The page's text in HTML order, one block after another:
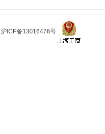
沪ICP备13016476号